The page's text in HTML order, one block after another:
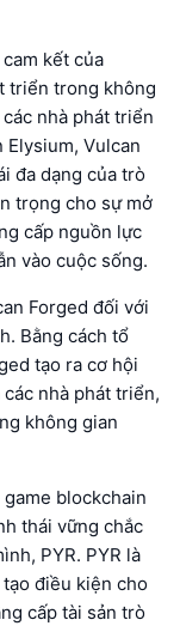
kết của
triển trong không
nhà phát triển
Vulcan
đa dạng của trò
trọng cho sự mở
cấp nguồn lực
vào cuộc sống.
Forged đối với
Bằng cách tổ
tạo ra cơ hội
nhà phát triển,
không gian
blockchain
thái vững chắc
PYR. PYR là
điều kiện cho
cấp tài sản trò